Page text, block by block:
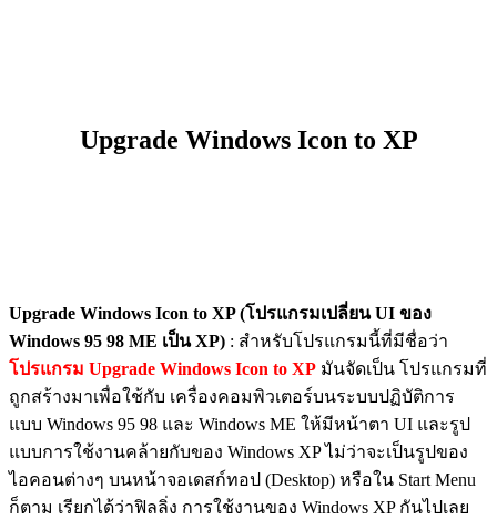
Upgrade Windows Icon to XP
Upgrade Windows Icon to XP (โปรแกรมเปลี่ยน UI ของ
Windows 95 98 ME เป็น XP) : สำหรับโปรแกรมนี้ที่มีชื่อว่า
โปรแกรม Upgrade Windows Icon to XP มันจัดเป็น โปรแกรมที่
ถูกสร้างมาเพื่อใช้กับ เครื่องคอมพิวเตอร์บนระบบปฏิบัติการ
แบบ Windows 95 98 และ Windows ME ให้มีหน้าตา UI และรูป
แบบการใช้งานคล้ายกับของ Windows XP ไม่ว่าจะเป็นรูปของ
ไอคอนต่างๆ บนหน้าจอเดสก์ทอป (Desktop) หรือใน Start Menu
ก็ตาม เรียกได้ว่าฟิลลิ่ง การใช้งานของ Windows XP กันไปเลย